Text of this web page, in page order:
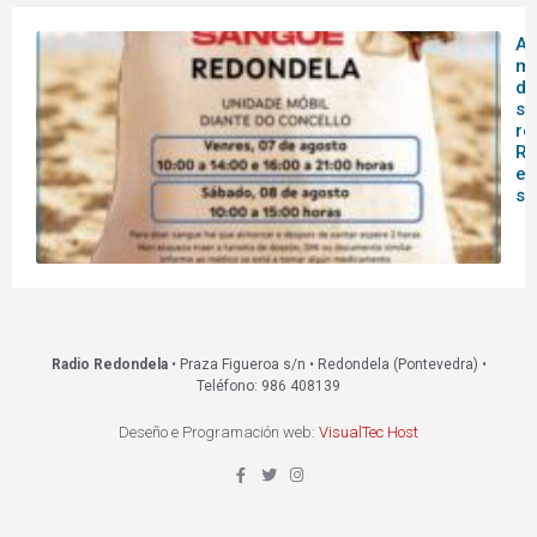
A
Radio Redondela• Praza Figueroa s/n • Redondela (Pontevedra) •
Teléfono: 986 408139
Deseño e Programación web: VisualTec Host